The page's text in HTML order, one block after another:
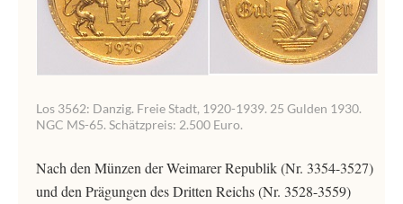
Los 3562: Danzig. Freie Stadt, 1920-1939. 25 Gulden 1930.
NGC MS-65. Schätzpreis: 2.500 Euro.
Nach den Münzen der Weimarer Republik (Nr. 3354-3527)
und den Prägungen des Dritten Reichs (Nr. 3528-3559)